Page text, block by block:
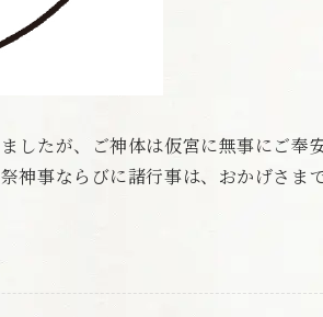
したが、ご神体は仮宮に無事にご奉
神事ならびに諸行事は、おかげさま